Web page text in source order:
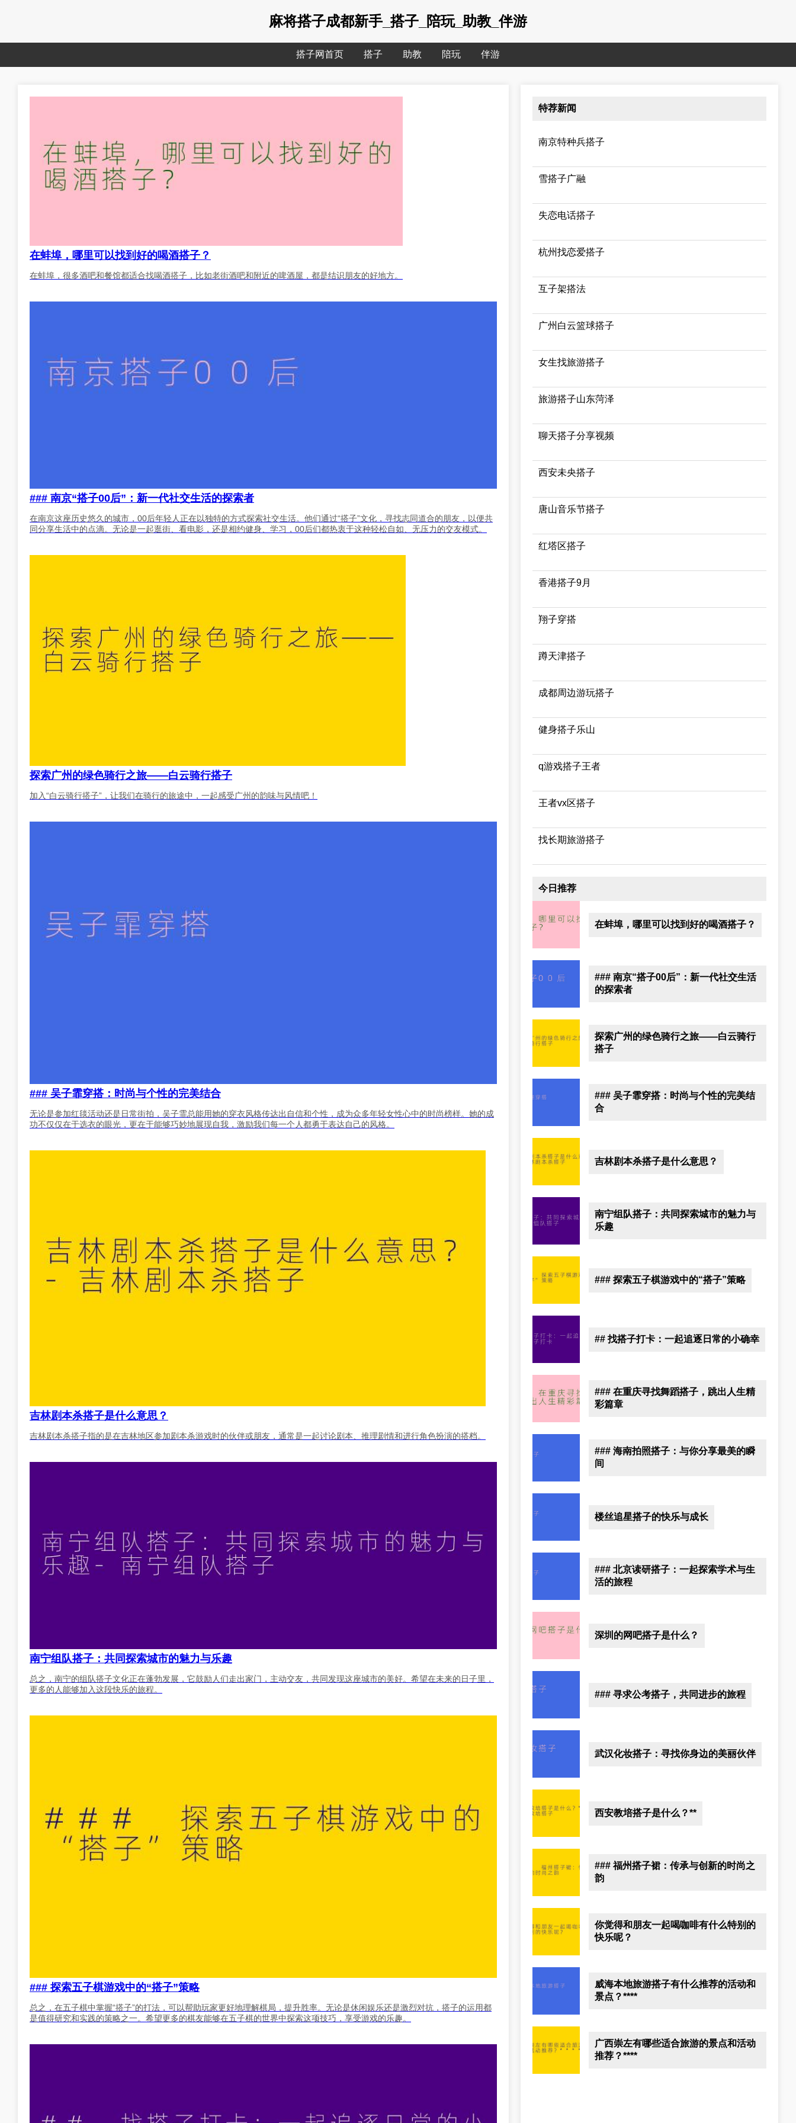
麻将搭子成都新手_搭子_陪玩_助教_伴游
搭子网首页 搭子 助教 陪玩 伴游
在蚌埠，哪里可以找到好的喝酒搭子？
在蚌埠，很多酒吧和餐馆都适合找喝酒搭子，比如老街酒吧和附近的啤酒屋，都是结识朋友的好地方。
### 南京“搭子00后”：新一代社交生活的探索者
在南京这座历史悠久的城市，00后年轻人正在以独特的方式探索社交生活。他们通过“搭子”文化，寻找志同道合的朋友，以便共
同分享生活中的点滴。无论是一起逛街、看电影，还是相约健身、学习，00后们都热衷于这种轻松自如、无压力的交友模式。
探索广州的绿色骑行之旅——白云骑行搭子
加入“白云骑行搭子”，让我们在骑行的旅途中，一起感受广州的韵味与风情吧！
### 吴子霏穿搭：时尚与个性的完美结合
无论是参加红毯活动还是日常街拍，吴子霏总能用她的穿衣风格传达出自信和个性，成为众多年轻女性心中的时尚榜样。她的成
功不仅仅在于选衣的眼光，更在于能够巧妙地展现自我，激励我们每一个人都勇于表达自己的风格。
吉林剧本杀搭子是什么意思？
吉林剧本杀搭子指的是在吉林地区参加剧本杀游戏时的伙伴或朋友，通常是一起讨论剧本、推理剧情和进行角色扮演的搭档。
南宁组队搭子：共同探索城市的魅力与乐趣
总之，南宁的组队搭子文化正在蓬勃发展，它鼓励人们走出家门，主动交友，共同发现这座城市的美好。希望在未来的日子里，
更多的人能够加入这段快乐的旅程。
### 探索五子棋游戏中的“搭子”策略
总之，在五子棋中掌握“搭子”的打法，可以帮助玩家更好地理解棋局，提升胜率。无论是休闲娱乐还是激烈对抗，搭子的运用都
是值得研究和实践的策略之一。希望更多的棋友能够在五子棋的世界中探索这项技巧，享受游戏的乐趣。
特荐新闻
南京特种兵搭子
雪搭子广融
失恋电话搭子
杭州找恋爱搭子
互子架搭法
广州白云篮球搭子
女生找旅游搭子
旅游搭子山东菏泽
聊天搭子分享视频
西安未央搭子
唐山音乐节搭子
红塔区搭子
香港搭子9月
翔子穿搭
蹲天津搭子
成都周边游玩搭子
健身搭子乐山
q游戏搭子王者
王者vx区搭子
找长期旅游搭子
今日推荐
在蚌埠，哪里可以找到好的喝酒搭子？
### 南京“搭子00后”：新一代社交生活
的探索者
探索广州的绿色骑行之旅——白云骑行
搭子
### 吴子霏穿搭：时尚与个性的完美结
合
吉林剧本杀搭子是什么意思？
南宁组队搭子：共同探索城市的魅力与
乐趣
### 探索五子棋游戏中的“搭子”策略
## 找搭子打卡：一起追逐日常的小确幸
### 在重庆寻找舞蹈搭子，跳出人生精
彩篇章
### 海南拍照搭子：与你分享最美的瞬
间
楼丝追星搭子的快乐与成长
### 北京读研搭子：一起探索学术与生
活的旅程
深圳的网吧搭子是什么？
### 寻求公考搭子，共同进步的旅程
武汉化妆搭子：寻找你身边的美丽伙伴
西安教培搭子是什么？**
### 福州搭子裙：传承与创新的时尚之
韵
你觉得和朋友一起喝咖啡有什么特别的
快乐呢？
威海本地旅游搭子有什么推荐的活动和
景点？****
广西崇左有哪些适合旅游的景点和活动
推荐？****